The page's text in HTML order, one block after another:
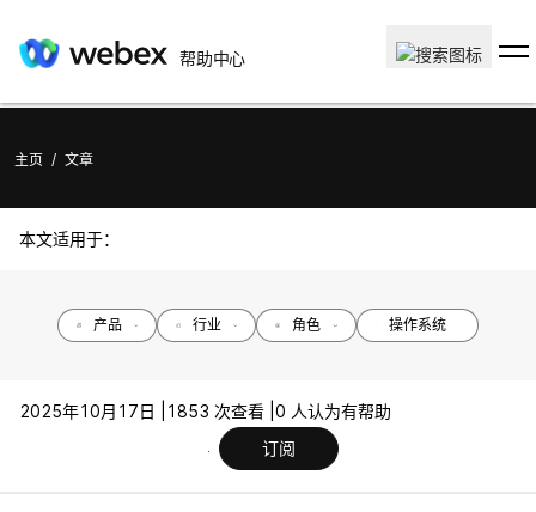
帮助中心
主页 / 文章
本文适用于：
产品 行业 角色 操作系统
2025年10月17日 | 1853 次查看 | 0 人认为有帮助
订阅